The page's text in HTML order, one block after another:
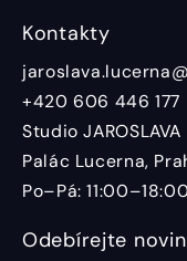
Kontakty
+420 606 446 177
Studio JAROSLAVA
Palác Lucerna,
Po–Pá: 11:00–18:00
Odebírejte